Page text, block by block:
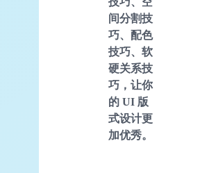
间分割技
巧、配色
技巧、软
硬关系技
巧，让你
的 UI 版
式设计更
加优秀。